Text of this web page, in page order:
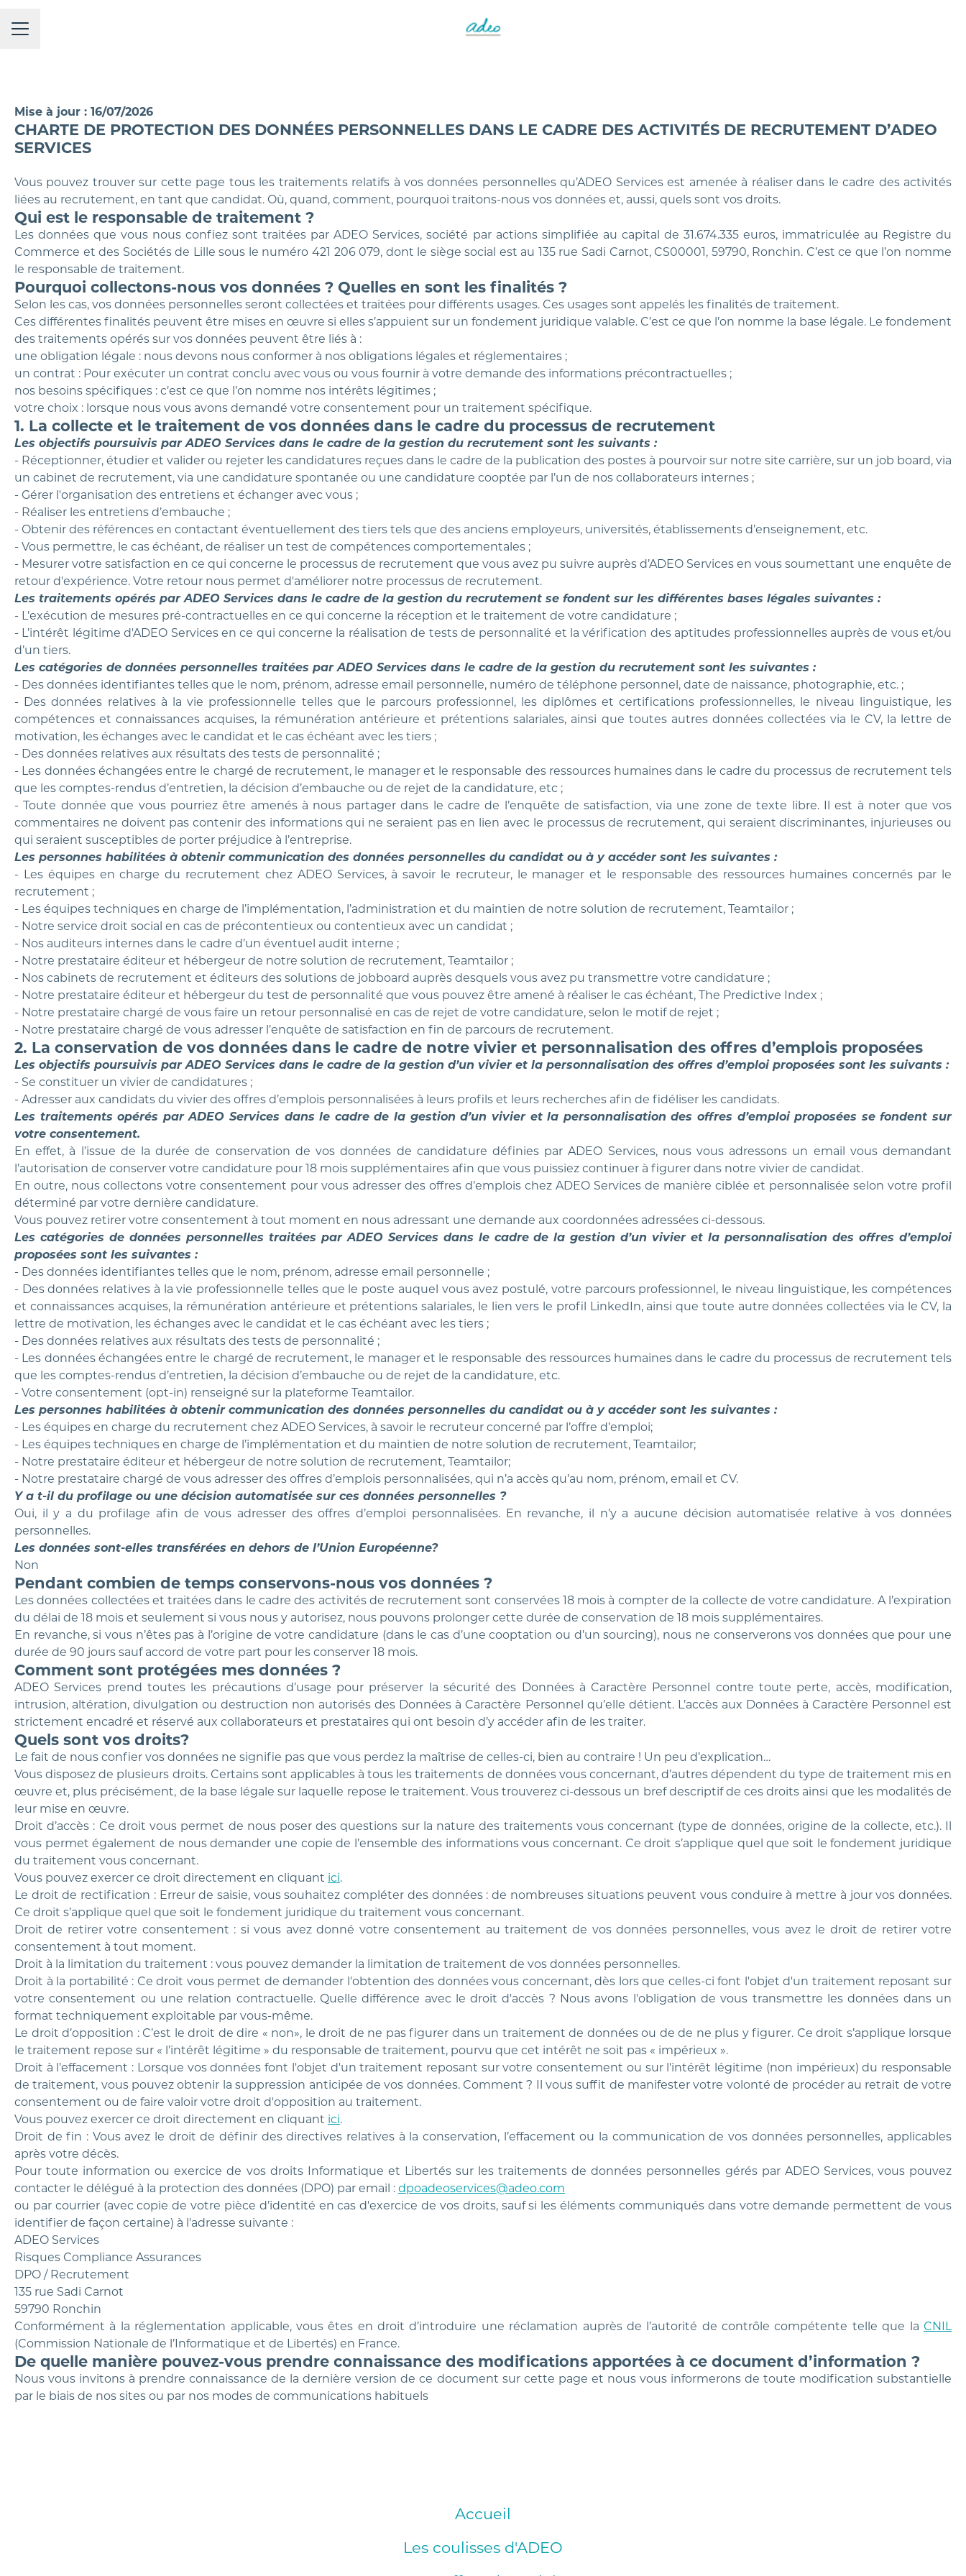
MENU CARRIÈRE
Mise à jour : 16/07/2026
CHARTE DE PROTECTION DES DONNÉES PERSONNELLES DANS LE CADRE DES ACTIVITÉS DE RECRUTEMENT D’ADEO
SERVICES
Vous pouvez trouver sur cette page tous les traitements relatifs à vos données personnelles qu’ADEO Services est amenée à réaliser dans le cadre des activités
liées au recrutement, en tant que candidat. Où, quand, comment, pourquoi traitons-nous vos données et, aussi, quels sont vos droits.
Qui est le responsable de traitement ?
Les données que vous nous confiez sont traitées par ADEO Services, société par actions simplifiée au capital de 31.674.335 euros, immatriculée au Registre du
Commerce et des Sociétés de Lille sous le numéro 421 206 079, dont le siège social est au 135 rue Sadi Carnot, CS00001, 59790, Ronchin. C’est ce que l’on nomme
le responsable de traitement.
Pourquoi collectons-nous vos données ? Quelles en sont les finalités ?
Selon les cas, vos données personnelles seront collectées et traitées pour différents usages. Ces usages sont appelés les finalités de traitement.
Ces différentes finalités peuvent être mises en œuvre si elles s’appuient sur un fondement juridique valable. C’est ce que l’on nomme la base légale. Le fondement
des traitements opérés sur vos données peuvent être liés à :
une obligation légale : nous devons nous conformer à nos obligations légales et réglementaires ;
un contrat : Pour exécuter un contrat conclu avec vous ou vous fournir à votre demande des informations précontractuelles ;
nos besoins spécifiques : c’est ce que l’on nomme nos intérêts légitimes ;
votre choix : lorsque nous vous avons demandé votre consentement pour un traitement spécifique.
1. La collecte et le traitement de vos données dans le cadre du processus de recrutement
Les objectifs poursuivis par ADEO Services dans le cadre de la gestion du recrutement sont les suivants :
- Réceptionner, étudier et valider ou rejeter les candidatures reçues dans le cadre de la publication des postes à pourvoir sur notre site carrière, sur un job board, via
un cabinet de recrutement, via une candidature spontanée ou une candidature cooptée par l’un de nos collaborateurs internes ;
- Gérer l'organisation des entretiens et échanger avec vous ;
- Réaliser les entretiens d’embauche ;
- Obtenir des références en contactant éventuellement des tiers tels que des anciens employeurs, universités, établissements d’enseignement, etc.
- Vous permettre, le cas échéant, de réaliser un test de compétences comportementales ;
- Mesurer votre satisfaction en ce qui concerne le processus de recrutement que vous avez pu suivre auprès d’ADEO Services en vous soumettant une enquête de
retour d'expérience. Votre retour nous permet d'améliorer notre processus de recrutement.
Les traitements opérés par ADEO Services dans le cadre de la gestion du recrutement se fondent sur les différentes bases légales suivantes :
- L’exécution de mesures pré-contractuelles en ce qui concerne la réception et le traitement de votre candidature ;
- L’intérêt légitime d'ADEO Services en ce qui concerne la réalisation de tests de personnalité et la vérification des aptitudes professionnelles auprès de vous et/ou
d’un tiers.
Les catégories de données personnelles traitées par ADEO Services dans le cadre de la gestion du recrutement sont les suivantes :
- Des données identifiantes telles que le nom, prénom, adresse email personnelle, numéro de téléphone personnel, date de naissance, photographie, etc. ;
- Des données relatives à la vie professionnelle telles que le parcours professionnel, les diplômes et certifications professionnelles, le niveau linguistique, les
compétences et connaissances acquises, la rémunération antérieure et prétentions salariales, ainsi que toutes autres données collectées via le CV, la lettre de
motivation, les échanges avec le candidat et le cas échéant avec les tiers ;
- Des données relatives aux résultats des tests de personnalité ;
- Les données échangées entre le chargé de recrutement, le manager et le responsable des ressources humaines dans le cadre du processus de recrutement tels
que les comptes-rendus d’entretien, la décision d’embauche ou de rejet de la candidature, etc ;
- Toute donnée que vous pourriez être amenés à nous partager dans le cadre de l’enquête de satisfaction, via une zone de texte libre. Il est à noter que vos
commentaires ne doivent pas contenir des informations qui ne seraient pas en lien avec le processus de recrutement, qui seraient discriminantes, injurieuses ou
qui seraient susceptibles de porter préjudice à l’entreprise.
Les personnes habilitées à obtenir communication des données personnelles du candidat ou à y accéder sont les suivantes :
- Les équipes en charge du recrutement chez ADEO Services, à savoir le recruteur, le manager et le responsable des ressources humaines concernés par le
recrutement ;
- Les équipes techniques en charge de l’implémentation, l’administration et du maintien de notre solution de recrutement, Teamtailor ;
- Notre service droit social en cas de précontentieux ou contentieux avec un candidat ;
- Nos auditeurs internes dans le cadre d’un éventuel audit interne ;
- Notre prestataire éditeur et hébergeur de notre solution de recrutement, Teamtailor ;
- Nos cabinets de recrutement et éditeurs des solutions de jobboard auprès desquels vous avez pu transmettre votre candidature ;
- Notre prestataire éditeur et hébergeur du test de personnalité que vous pouvez être amené à réaliser le cas échéant, The Predictive Index ;
- Notre prestataire chargé de vous faire un retour personnalisé en cas de rejet de votre candidature, selon le motif de rejet ;
- Notre prestataire chargé de vous adresser l’enquête de satisfaction en fin de parcours de recrutement.
2. La conservation de vos données dans le cadre de notre vivier et personnalisation des offres d’emplois proposées
Les objectifs poursuivis par ADEO Services dans le cadre de la gestion d’un vivier et la personnalisation des offres d’emploi proposées sont les suivants :
- Se constituer un vivier de candidatures ;
- Adresser aux candidats du vivier des offres d’emplois personnalisées à leurs profils et leurs recherches afin de fidéliser les candidats.
Les traitements opérés par ADEO Services dans le cadre de la gestion d’un vivier et la personnalisation des offres d’emploi proposées se fondent sur
votre consentement.
En effet, à l’issue de la durée de conservation de vos données de candidature définies par ADEO Services, nous vous adressons un email vous demandant
l’autorisation de conserver votre candidature pour 18 mois supplémentaires afin que vous puissiez continuer à figurer dans notre vivier de candidat.
En outre, nous collectons votre consentement pour vous adresser des offres d’emplois chez ADEO Services de manière ciblée et personnalisée selon votre profil
déterminé par votre dernière candidature.
Vous pouvez retirer votre consentement à tout moment en nous adressant une demande aux coordonnées adressées ci-dessous.
Les catégories de données personnelles traitées par ADEO Services dans le cadre de la gestion d’un vivier et la personnalisation des offres d’emploi
proposées sont les suivantes :
- Des données identifiantes telles que le nom, prénom, adresse email personnelle ;
- Des données relatives à la vie professionnelle telles que le poste auquel vous avez postulé, votre parcours professionnel, le niveau linguistique, les compétences
et connaissances acquises, la rémunération antérieure et prétentions salariales, le lien vers le profil LinkedIn, ainsi que toute autre données collectées via le CV, la
lettre de motivation, les échanges avec le candidat et le cas échéant avec les tiers ;
- Des données relatives aux résultats des tests de personnalité ;
- Les données échangées entre le chargé de recrutement, le manager et le responsable des ressources humaines dans le cadre du processus de recrutement tels
que les comptes-rendus d’entretien, la décision d’embauche ou de rejet de la candidature, etc.
- Votre consentement (opt-in) renseigné sur la plateforme Teamtailor.
Les personnes habilitées à obtenir communication des données personnelles du candidat ou à y accéder sont les suivantes :
- Les équipes en charge du recrutement chez ADEO Services, à savoir le recruteur concerné par l’offre d’emploi;
- Les équipes techniques en charge de l’implémentation et du maintien de notre solution de recrutement, Teamtailor;
- Notre prestataire éditeur et hébergeur de notre solution de recrutement, Teamtailor;
- Notre prestataire chargé de vous adresser des offres d’emplois personnalisées, qui n’a accès qu’au nom, prénom, email et CV.
Y a t-il du profilage ou une décision automatisée sur ces données personnelles ?
Oui, il y a du profilage afin de vous adresser des offres d’emploi personnalisées. En revanche, il n’y a aucune décision automatisée relative à vos données
personnelles.
Les données sont-elles transférées en dehors de l’Union Européenne?
Non
Pendant combien de temps conservons-nous vos données ?
Les données collectées et traitées dans le cadre des activités de recrutement sont conservées 18 mois à compter de la collecte de votre candidature. A l’expiration
du délai de 18 mois et seulement si vous nous y autorisez, nous pouvons prolonger cette durée de conservation de 18 mois supplémentaires.
En revanche, si vous n’êtes pas à l’origine de votre candidature (dans le cas d’une cooptation ou d’un sourcing), nous ne conserverons vos données que pour une
durée de 90 jours sauf accord de votre part pour les conserver 18 mois.
Comment sont protégées mes données ?
ADEO Services prend toutes les précautions d’usage pour préserver la sécurité des Données à Caractère Personnel contre toute perte, accès, modification,
intrusion, altération, divulgation ou destruction non autorisés des Données à Caractère Personnel qu’elle détient. L’accès aux Données à Caractère Personnel est
strictement encadré et réservé aux collaborateurs et prestataires qui ont besoin d’y accéder afin de les traiter.
Quels sont vos droits?
Le fait de nous confier vos données ne signifie pas que vous perdez la maîtrise de celles-ci, bien au contraire ! Un peu d’explication…
Vous disposez de plusieurs droits. Certains sont applicables à tous les traitements de données vous concernant, d’autres dépendent du type de traitement mis en
œuvre et, plus précisément, de la base légale sur laquelle repose le traitement. Vous trouverez ci-dessous un bref descriptif de ces droits ainsi que les modalités de
leur mise en œuvre.
Droit d’accès : Ce droit vous permet de nous poser des questions sur la nature des traitements vous concernant (type de données, origine de la collecte, etc.). Il
vous permet également de nous demander une copie de l’ensemble des informations vous concernant. Ce droit s’applique quel que soit le fondement juridique
du traitement vous concernant.
Vous pouvez exercer ce droit directement en cliquant ici.
Le droit de rectification : Erreur de saisie, vous souhaitez compléter des données : de nombreuses situations peuvent vous conduire à mettre à jour vos données.
Ce droit s’applique quel que soit le fondement juridique du traitement vous concernant.
Droit de retirer votre consentement : si vous avez donné votre consentement au traitement de vos données personnelles, vous avez le droit de retirer votre
consentement à tout moment.
Droit à la limitation du traitement : vous pouvez demander la limitation de traitement de vos données personnelles.
Droit à la portabilité : Ce droit vous permet de demander l'obtention des données vous concernant, dès lors que celles-ci font l'objet d'un traitement reposant sur
votre consentement ou une relation contractuelle. Quelle différence avec le droit d'accès ? Nous avons l'obligation de vous transmettre les données dans un
format techniquement exploitable par vous-même.
Le droit d’opposition : C’est le droit de dire « non», le droit de ne pas figurer dans un traitement de données ou de de ne plus y figurer. Ce droit s’applique lorsque
le traitement repose sur « l’intérêt légitime » du responsable de traitement, pourvu que cet intérêt ne soit pas « impérieux ».
Droit à l’effacement : Lorsque vos données font l'objet d'un traitement reposant sur votre consentement ou sur l'intérêt légitime (non impérieux) du responsable
de traitement, vous pouvez obtenir la suppression anticipée de vos données. Comment ? Il vous suffit de manifester votre volonté de procéder au retrait de votre
consentement ou de faire valoir votre droit d'opposition au traitement.
Vous pouvez exercer ce droit directement en cliquant ici.
Droit de fin : Vous avez le droit de définir des directives relatives à la conservation, l’effacement ou la communication de vos données personnelles, applicables
après votre décès.
Pour toute information ou exercice de vos droits Informatique et Libertés sur les traitements de données personnelles gérés par ADEO Services, vous pouvez
contacter le délégué à la protection des données (DPO) par email : dpoadeoservices@adeo.com
ou par courrier (avec copie de votre pièce d’identité en cas d'exercice de vos droits, sauf si les éléments communiqués dans votre demande permettent de vous
identifier de façon certaine) à l'adresse suivante :
ADEO Services
Risques Compliance Assurances
DPO / Recrutement
135 rue Sadi Carnot
59790 Ronchin
Conformément à la réglementation applicable, vous êtes en droit d’introduire une réclamation auprès de l’autorité de contrôle compétente telle que la CNIL
(Commission Nationale de l’Informatique et de Libertés) en France.
De quelle manière pouvez-vous prendre connaissance des modifications apportées à ce document d’information ?
Nous vous invitons à prendre connaissance de la dernière version de ce document sur cette page et nous vous informerons de toute modification substantielle
par le biais de nos sites ou par nos modes de communications habituels
Accueil
Les coulisses d'ADEO